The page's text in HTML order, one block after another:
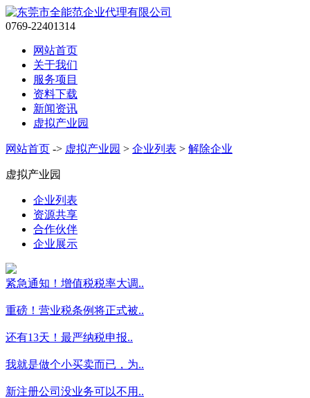
0769-22401314
网站首页
关于我们
服务项目
资料下载
新闻资讯
虚拟产业园
网站首页 -> 虚拟产业园 > 企业列表 > 解除企业
虚拟产业园
企业列表
资源共享
合作伙伴
企业展示
紧急通知！增值税税率大调..
重磅！营业税条例将正式被..
还有13天！最严纳税申报..
我就是做个小买卖而已，为..
新注册公司没业务可以不用..